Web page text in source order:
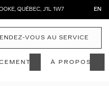
, QUÉBEC, J1L 1W7 EN
VOUS AU SERVICE
À PROPOS